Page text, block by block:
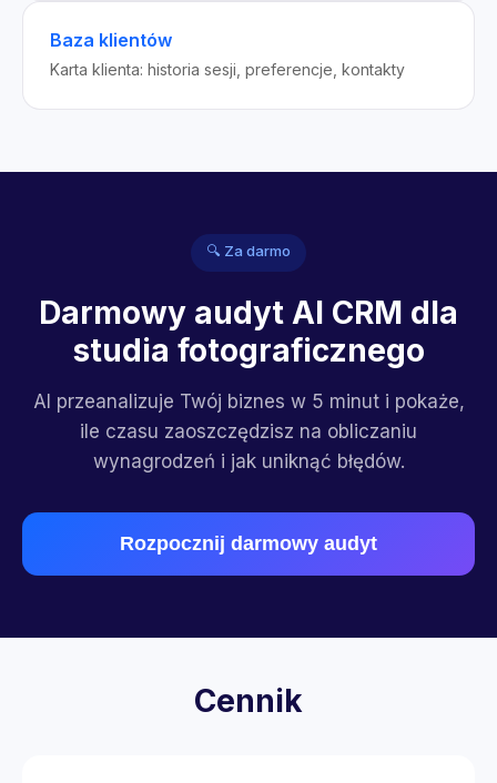
Baza klientów
Karta klienta: historia sesji, preferencje, kontakty
🔍 Za darmo
Darmowy audyt AI CRM dla
studia fotograficznego
AI przeanalizuje Twój biznes w 5 minut i pokaże,
ile czasu zaoszczędzisz na obliczaniu
wynagrodzeń i jak uniknąć błędów.
Rozpocznij darmowy audyt
Cennik